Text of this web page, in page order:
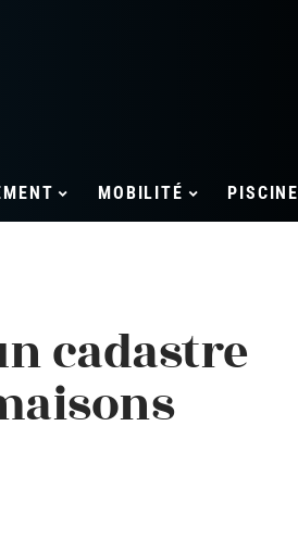
MOBILITÉ PISCINE
cadastre